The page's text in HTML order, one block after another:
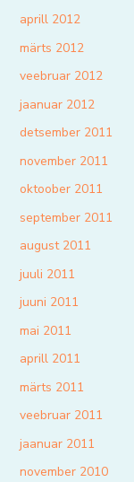
aprill 2012
märts 2012
veebruar 2012
jaanuar 2012
detsember 2011
november 2011
oktoober 2011
september 2011
august 2011
juuli 2011
juuni 2011
mai 2011
aprill 2011
märts 2011
veebruar 2011
jaanuar 2011
november 2010